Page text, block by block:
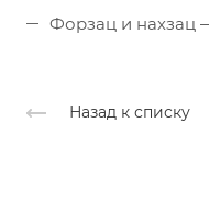
Форзац и нахзац
Назад к списку